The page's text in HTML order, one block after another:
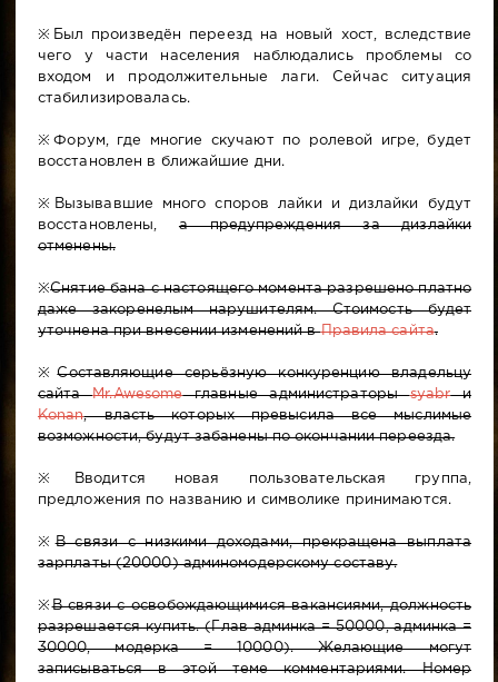
※Был произведён переезд на новый хост, вследствие
чего у части населения наблюдались проблемы со
входом и продолжительные лаги. Сейчас ситуация
стабилизировалась.
※Форум, где многие скучают по ролевой игре, будет
восстановлен в ближайшие дни.
※Вызывавшие много споров лайки и дизлайки будут
восстановлены, а предупреждения за дизлайки
отменены.
※Снятие бана с настоящего момента разрешено платно
даже закоренелым нарушителям. Стоимость будет
уточнена при внесении изменений вПравила сайта.
※Составляющие серьёзную конкуренцию владельцу
сайтаMr.Awesomeглавные администраторыsyabrи
Konan, власть которых превысила все мыслимые
возможности, будут забанены по окончании переезда.
※Вводится новая пользовательская группа,
предложения по названию и символике принимаются.
※В связи с низкими доходами, прекращена выплата
зарплаты (20000) админомодерскому составу.
※В связи с освобождающимися вакансиями, должность
разрешается купить. (Глав админка = 50000, админка =
30000, модерка = 10000). Желающие могут
записываться в этой теме комментариями. Номер